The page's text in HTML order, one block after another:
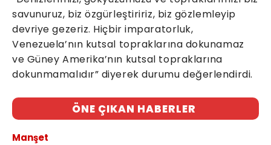
savunuruz, biz özgürleştiririz, biz gözlemleyip
devriye gezeriz. Hiçbir imparatorluk,
Venezuela’nın kutsal topraklarına dokunamaz
ve Güney Amerika’nın kutsal topraklarına
dokunmamalıdır” diyerek durumu değerlendirdi.
ÖNE ÇIKAN HABERLER
Manşet